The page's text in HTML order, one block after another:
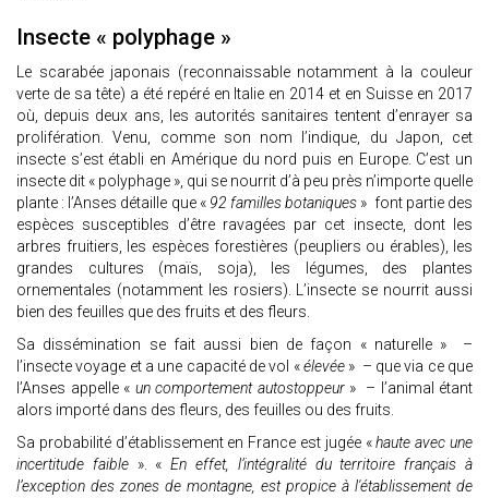
Insecte « polyphage »
Le scarabée japonais (reconnaissable notamment à la couleur
verte de sa tête) a été repéré en Italie en 2014 et en Suisse en 2017
où, depuis deux ans, les autorités sanitaires tentent d’enrayer sa
prolifération. Venu, comme son nom l’indique, du Japon, cet
insecte s’est établi en Amérique du nord puis en Europe. C’est un
insecte dit « polyphage », qui se nourrit d’à peu près n’importe quelle
plante : l’Anses détaille que « 92 familles botaniques » font partie des
espèces susceptibles d’être ravagées par cet insecte, dont les
arbres fruitiers, les espèces forestières (peupliers ou érables), les
grandes cultures (maïs, soja), les légumes, des plantes
ornementales (notamment les rosiers). L’insecte se nourrit aussi
bien des feuilles que des fruits et des fleurs.
Sa dissémination se fait aussi bien de façon « naturelle » –
l’insecte voyage et a une capacité de vol «élevée» – que via ce que
l’Anses appelle « un comportement autostoppeur » – l’animal étant
alors importé dans des fleurs, des feuilles ou des fruits.
Sa probabilité d’établissement en France est jugée «haute avec une
incertitude faible ». «En effet, l’intégralité du territoire français à
l’exception des zones de montagne, est propice à l'établissement de